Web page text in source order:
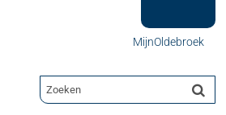
MijnOldebroek